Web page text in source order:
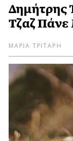
Δημήτρης
Τζαζ Πάνε
ΜΑΡΙΑ ΤΡΙΤΑΡΗ